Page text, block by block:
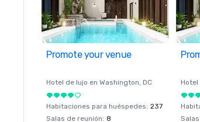
Promote your venue
Hotel de lujo en Washington, DC
Habitaciones para huéspedes: 237
Salas de reunión: 8
Hotel